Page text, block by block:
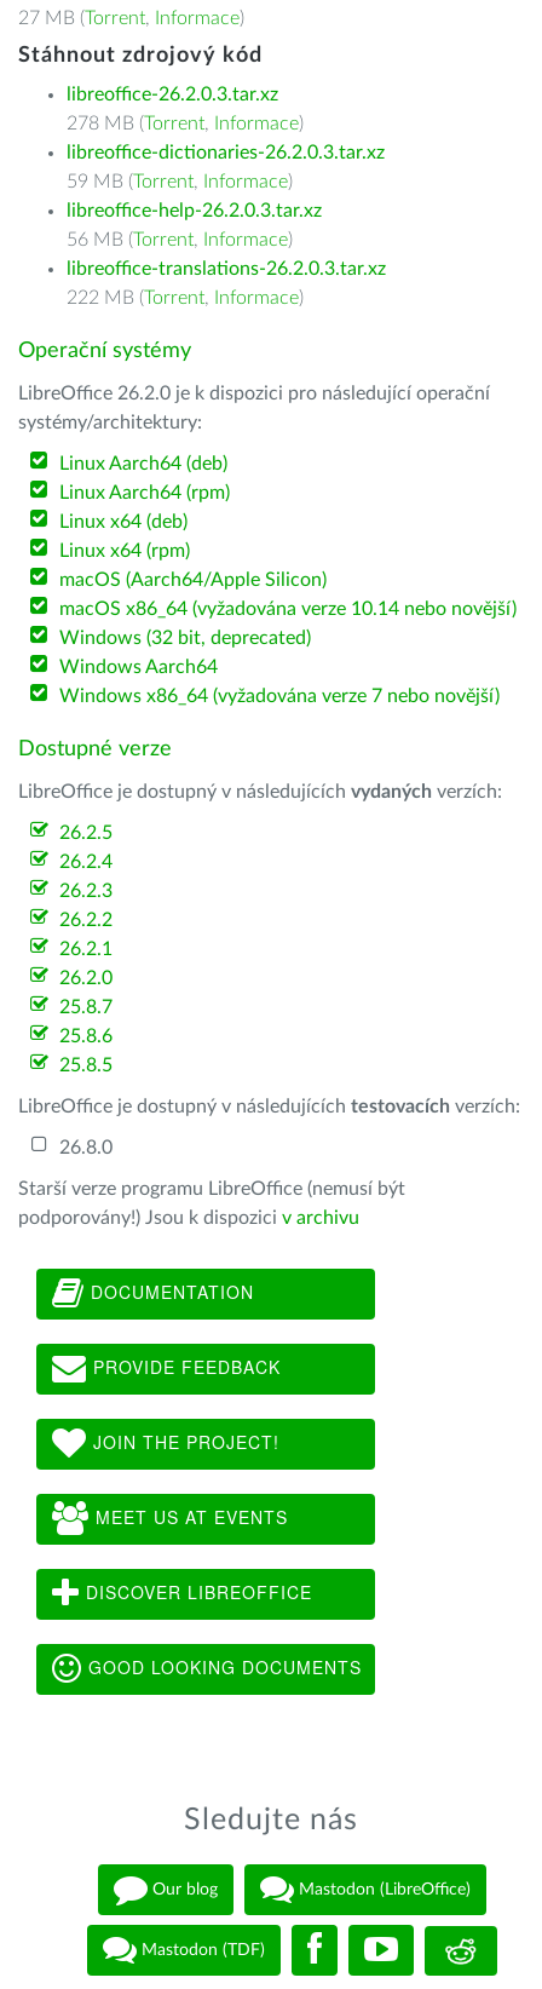
27 MB (Torrent, Informace)
Stáhnout zdrojový kód
libreoffice-26.2.0.3.tar.xz
278 MB (Torrent, Informace)
libreoffice-dictionaries-26.2.0.3.tar.xz
59 MB (Torrent, Informace)
libreoffice-help-26.2.0.3.tar.xz
56 MB (Torrent, Informace)
libreoffice-translations-26.2.0.3.tar.xz
222 MB (Torrent, Informace)
Operační systémy
LibreOffice 26.2.0 je k dispozici pro následující operační
systémy/architektury:
Linux Aarch64 (deb)
Linux Aarch64 (rpm)
Linux x64 (deb)
Linux x64 (rpm)
macOS (Aarch64/Apple Silicon)
macOS x86_64 (vyžadována verze 10.14 nebo novější)
Windows (32 bit, deprecated)
Windows Aarch64
Windows x86_64 (vyžadována verze 7 nebo novější)
Dostupné verze
LibreOffice je dostupný v následujících vydaných verzích:
26.2.5
26.2.4
26.2.3
26.2.2
26.2.1
26.2.0
25.8.7
25.8.6
25.8.5
LibreOffice je dostupný v následujících testovacích verzích:
26.8.0
Starší verze programu LibreOffice (nemusí být
podporovány!) Jsou k dispozici v archivu
DOCUMENTATION
PROVIDE FEEDBACK
JOIN THE PROJECT!
MEET US AT EVENTS
DISCOVER LIBREOFFICE
GOOD LOOKING DOCUMENTS
Sledujte nás
Our blog Mastodon (LibreOffice)
Mastodon (TDF)